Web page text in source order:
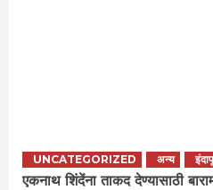
UNCATEGORIZED अन्य
एकनाथ शिंदेंना ताकद देण्यासाठी